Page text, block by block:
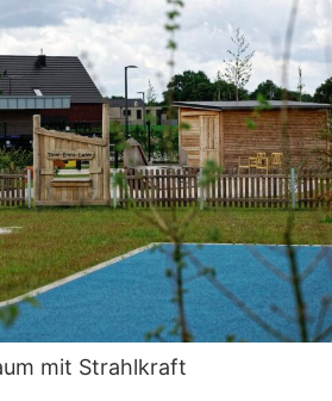
mit Strahlkraft